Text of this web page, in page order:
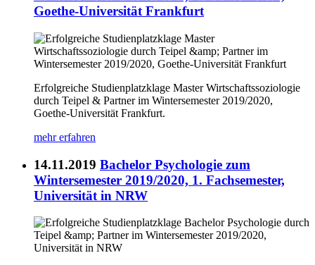
Goethe-Universität Frankfurt
Erfolgreiche Studienplatzklage Master Wirtschaftssoziologie
durch Teipel & Partner im Wintersemester 2019/2020,
Goethe-Universität Frankfurt.
mehr erfahren
14.11.2019 Bachelor Psychologie zum
Wintersemester 2019/2020, 1. Fachsemester,
Universität in NRW